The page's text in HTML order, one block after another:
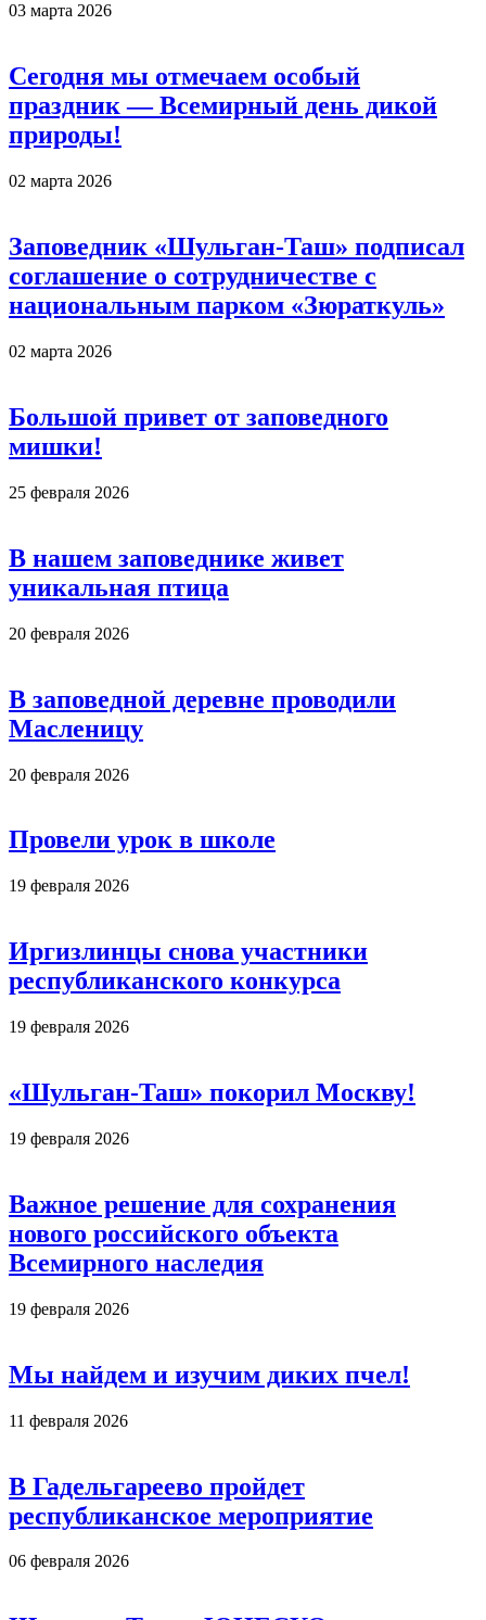
03 марта 2026
Сегодня мы отмечаем особый
праздник — Всемирный день дикой
природы!
02 марта 2026
Заповедник «Шульган-Таш» подписал
соглашение о сотрудничестве с
национальным парком «Зюраткуль»
02 марта 2026
Большой привет от заповедного
мишки!
25 февраля 2026
В нашем заповеднике живет
уникальная птица
20 февраля 2026
В заповедной деревне проводили
Масленицу
20 февраля 2026
Провели урок в школе
19 февраля 2026
Иргизлинцы снова участники
республиканского конкурса
19 февраля 2026
«Шульган-Таш» покорил Москву!
19 февраля 2026
Важное решение для сохранения
нового российского объекта
Всемирного наследия
19 февраля 2026
Мы найдем и изучим диких пчел!
11 февраля 2026
В Гадельгареево пройдет
республиканское мероприятие
06 февраля 2026